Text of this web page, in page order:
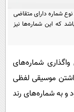
شماره دارای متقاضی
که این شماره‌ها نیز
واگذاری شماره‌های
موسیقی لفظی
و به شماره‌های رند